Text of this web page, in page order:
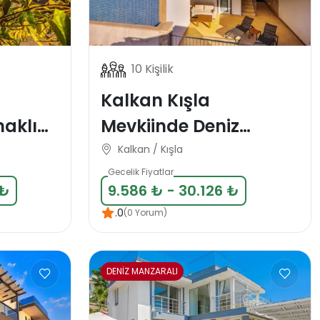
10 Kişilik
Kalkan Kışla
Mevkiinde Deniz
Manzaralı 10 Kişilik
Tatil Villası
Kalkan / Kışla
Gecelik Fiyatlar
9.586 ₺ - 30.126 ₺
.0(0 Yorum)
DENİZ MANZARALI